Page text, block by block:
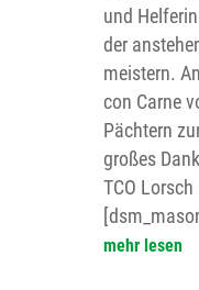
und
der
meistern.
con Carne
Pächtern
großes
TCO Lorsch
mehr lesen